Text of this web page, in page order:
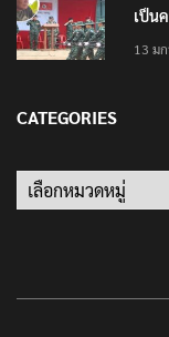
‘นา
Categories